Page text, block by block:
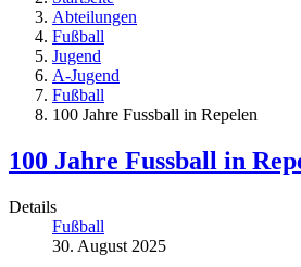
Abteilungen
Fußball
Jugend
A-Jugend
Fußball
100 Jahre Fussball in Repelen
100 Jahre Fussball in
Details
Fußball
30. August 2025